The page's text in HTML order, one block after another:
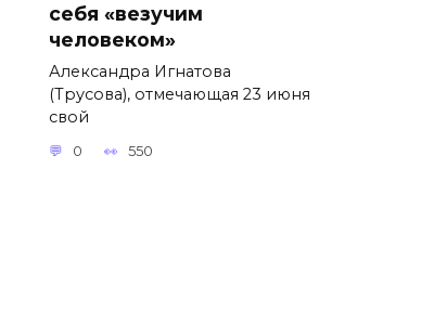
себя «везучим
человеком»
Александра Игнатова
(Трусова), отмечающая 23 июня
свой
0 550